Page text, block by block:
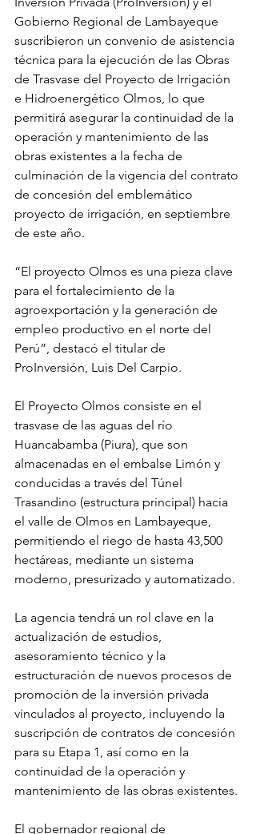
Gobierno Regional de Lambayeque
suscribieron un convenio de asistencia
técnica para la ejecución de las Obras
de Trasvase del Proyecto de Irrigación
e Hidroenergético Olmos, lo que
permitirá asegurar la continuidad de la
operación y mantenimiento de las
obras existentes a la fecha de
culminación de la vigencia del contrato
de concesión del emblemático
proyecto de irrigación, en septiembre
de este año.
“El proyecto Olmos es una pieza clave
para el fortalecimiento de la
agroexportación y la generación de
empleo productivo en el norte del
Perú”, destacó el titular de
ProInversión, Luis Del Carpio.
El Proyecto Olmos consiste en el
trasvase de las aguas del río
Huancabamba (Piura), que son
almacenadas en el embalse Limón y
conducidas a través del Túnel
Trasandino (estructura principal) hacia
el valle de Olmos en Lambayeque,
permitiendo el riego de hasta 43,500
hectáreas, mediante un sistema
moderno, presurizado y automatizado.
La agencia tendrá un rol clave en la
actualización de estudios,
asesoramiento técnico y la
estructuración de nuevos procesos de
promoción de la inversión privada
vinculados al proyecto, incluyendo la
suscripción de contratos de concesión
para su Etapa 1, así como en la
continuidad de la operación y
mantenimiento de las obras existentes.
El gobernador regional de